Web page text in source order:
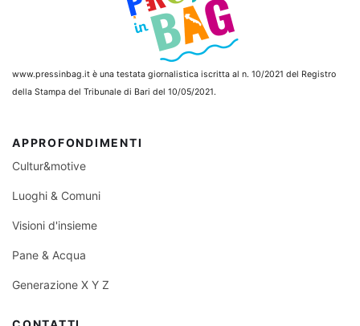
www.pressinbag.it è una testata giornalistica iscritta al n. 10/2021 del Registro
della Stampa del Tribunale di Bari del 10/05/2021.
APPROFONDIMENTI
Cultur&motive
Luoghi & Comuni
Visioni d'insieme
Pane & Acqua
Generazione X Y Z